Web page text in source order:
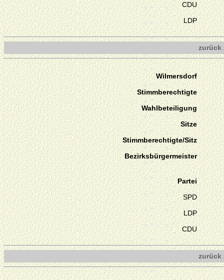
CDU
LDP
zurück
Wilmersdorf
Stimmberechtigte
Wahlbeteiligung
Sitze
Stimmberechtigte/Sitz
Bezirksbürgermeister
Partei
SPD
LDP
CDU
zurück